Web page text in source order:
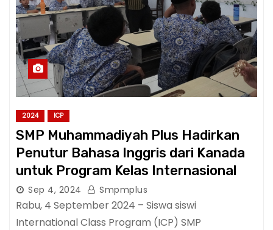
2024 ICP
SMP Muhammadiyah Plus Hadirkan
Penutur Bahasa Inggris dari Kanada
untuk Program Kelas Internasional
Sep 4, 2024 Smpmplus
Rabu, 4 September 2024 – Siswa siswi
International Class Program (ICP) SMP